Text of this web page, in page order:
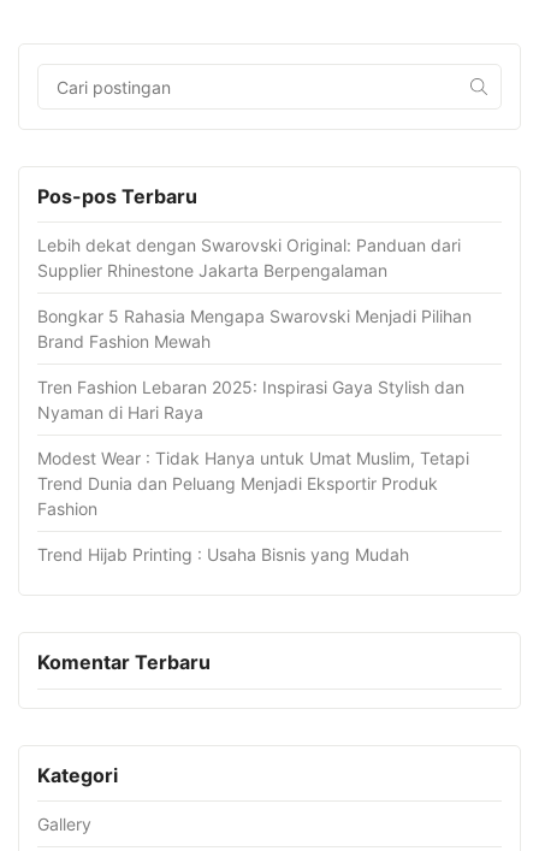
Pos-pos Terbaru
Lebih dekat dengan Swarovski Original: Panduan dari
Supplier Rhinestone Jakarta Berpengalaman
Bongkar 5 Rahasia Mengapa Swarovski Menjadi Pilihan
Brand Fashion Mewah
Tren Fashion Lebaran 2025: Inspirasi Gaya Stylish dan
Nyaman di Hari Raya
Modest Wear : Tidak Hanya untuk Umat Muslim, Tetapi
Trend Dunia dan Peluang Menjadi Eksportir Produk
Fashion
Trend Hijab Printing : Usaha Bisnis yang Mudah
Komentar Terbaru
Kategori
Gallery